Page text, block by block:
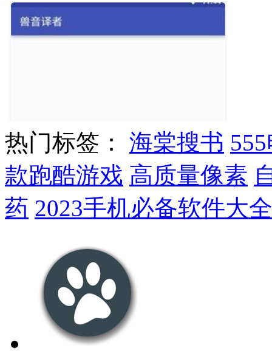
热门标签： 海棠搜书
款跑酷游戏 高质量像素
药 2023手机必备软件大全